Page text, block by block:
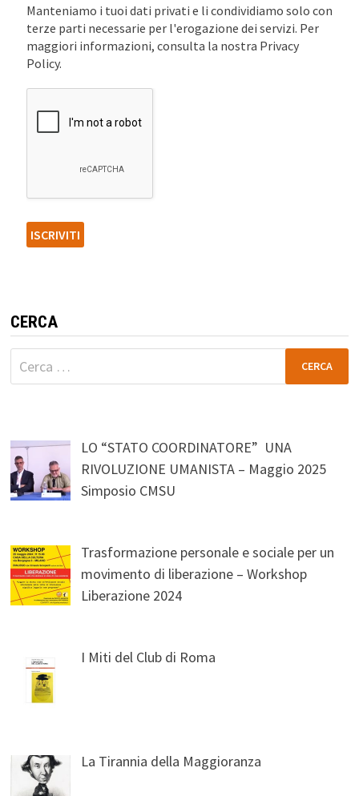
Manteniamo i tuoi dati privati e li condividiamo solo con
terze parti necessarie per l'erogazione dei servizi. Per
maggiori informazioni, consulta la nostra Privacy
Policy.
CERCA
Ricerca
per:
LO “STATO COORDINATORE” UNA
RIVOLUZIONE UMANISTA – Maggio 2025
Simposio CMSU
Trasformazione personale e sociale per un
movimento di liberazione – Workshop
Liberazione 2024
I Miti del Club di Roma
La Tirannia della Maggioranza